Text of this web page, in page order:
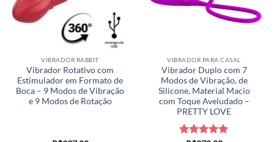
VIBRADOR RABBIT
Vibrador Rotativo com
Estimulador em Formato de
Boca – 9 Modos de Vibração
e 9 Modos de Rotação
VIBRADOR PARA CASAL
Vibrador Duplo com 7
Modos de Vibração, de
Silicone, Material Macio
com Toque Aveludado –
PRETTY LOVE